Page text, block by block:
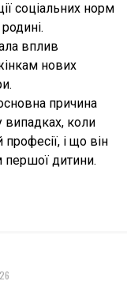
соціальних норм
вплив
нових
причина
випадках, коли
і що він
дитини.